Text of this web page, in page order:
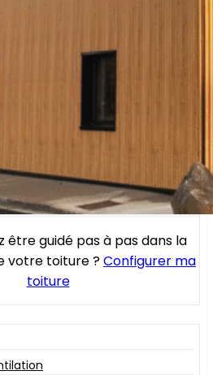
être guidé pas à pas dans la
votre toiture ?Configurer ma
toiture